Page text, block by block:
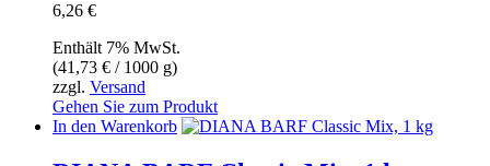
6,26 €
Enthält 7% MwSt.
(41,73 € / 1000 g)
zzgl. Versand
Gehen Sie zum Produkt
In den Warenkorb